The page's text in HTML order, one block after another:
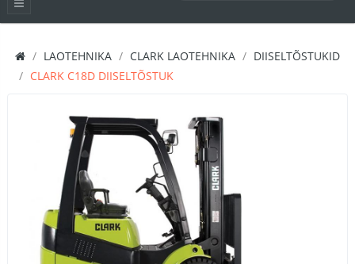
LAOTEHNIKA CLARK LAOTEHNIKA
DIISELTÕSTUKID
CLARK C18D DIISELTÕSTUK